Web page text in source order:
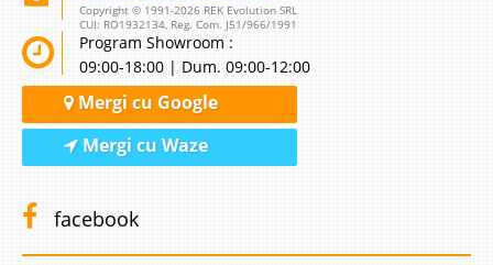
Copyright © 1991-2026 REK Evolution SRL
CUI: RO1932134, Reg. Com. J51/966/1991
Program Showroom :
09:00-18:00 | Dum. 09:00-12:00
Mergi cu Google
Mergi cu Waze
facebook